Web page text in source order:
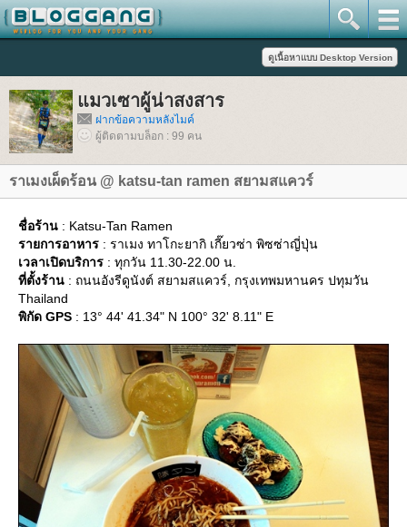
มวเซาผู้น่าสงสาร
ฝากข้อความหลังไมค์
ผู้ติดตามบล็อก : 99 คน
ราเมงเผ็ดร้อน @ katsu-tan ramen สยามสแควร์
ชื่อร้าน : Katsu-Tan Ramen
รายการอาหาร : ราเมง ทาโกะยากิ เกี๊ยวซ่า พิซซ่าญี่ปุ่น
เวลาเปิดบริการ : ทุกวัน 11.30-22.00 น.
ที่ตั้งร้าน : ถนนอังรีดูนังต์ สยามสแควร์, กรุงเทพมหานคร ปทุมวัน
Thailand
พิกัด GPS : 13° 44' 41.34" N 100° 32' 8.11" E